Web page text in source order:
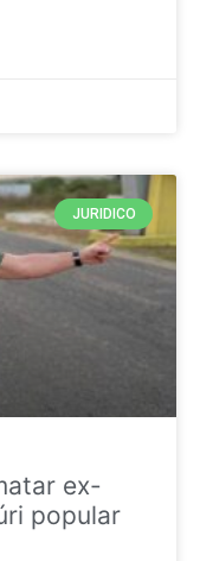
JURIDICO
ex-
popular